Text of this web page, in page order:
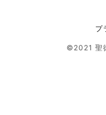
プ
©2021 聖